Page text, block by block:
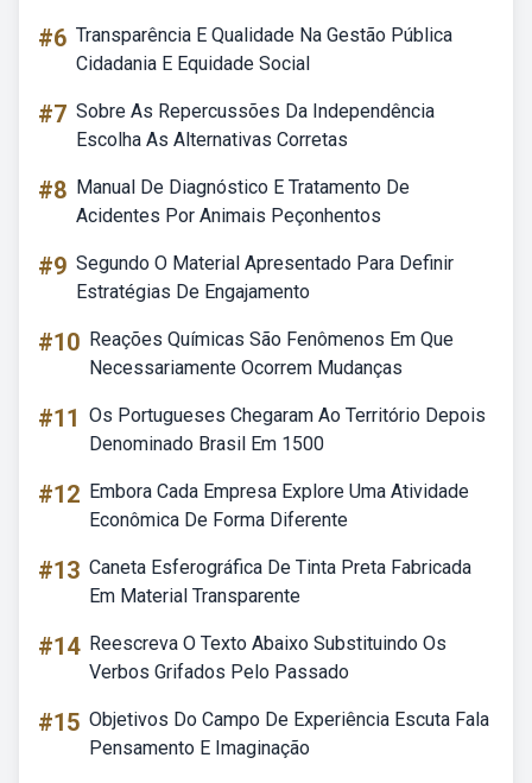
#6 Transparência E Qualidade Na Gestão Pública
Cidadania E Equidade Social
#7 Sobre As Repercussões Da Independência
Escolha As Alternativas Corretas
#8 Manual De Diagnóstico E Tratamento De
Acidentes Por Animais Peçonhentos
#9 Segundo O Material Apresentado Para Definir
Estratégias De Engajamento
#10 Reações Químicas São Fenômenos Em Que
Necessariamente Ocorrem Mudanças
#11 Os Portugueses Chegaram Ao Território Depois
Denominado Brasil Em 1500
#12 Embora Cada Empresa Explore Uma Atividade
Econômica De Forma Diferente
#13 Caneta Esferográfica De Tinta Preta Fabricada
Em Material Transparente
#14 Reescreva O Texto Abaixo Substituindo Os
Verbos Grifados Pelo Passado
#15 Objetivos Do Campo De Experiência Escuta Fala
Pensamento E Imaginação